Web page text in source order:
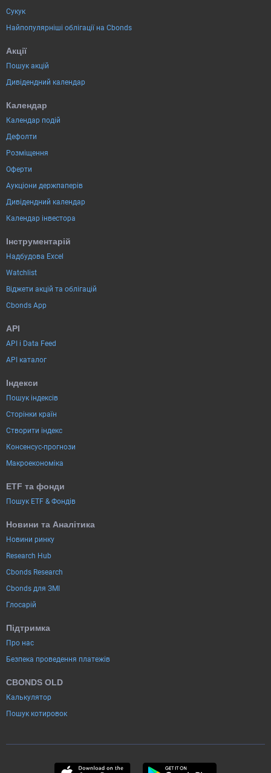
Сукук
Найпопулярніші облігації на Cbonds
Акції
Пошук акцій
Дивідендний календар
Календар
Календар подій
Дефолти
Розміщення
Оферти
Аукціони держпаперів
Дивідендний календар
Календар інвестора
Інструментарій
Надбудова Excel
Watchlist
Віджети акцій та облігацій
Cbonds App
API
API і Data Feed
API каталог
Індекси
Пошук індексів
Сторінки країн
Створити індекс
Консенсус-прогнози
Макроекономіка
ETF та фонди
Пошук ETF & Фондів
Новини та Аналітика
Новини ринку
Research Hub
Cbonds Research
Cbonds для ЗМІ
Глосарій
Підтримка
Про нас
Безпека проведення платежів
CBONDS OLD
Калькулятор
Пошук котировок